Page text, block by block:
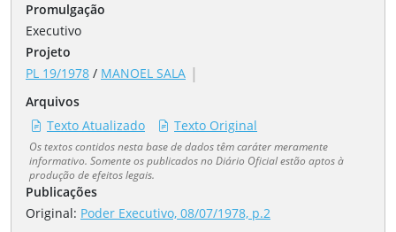
Promulgação
Executivo
Projeto
PL 19/1978 / MANOEL SALA |
Arquivos
Texto Atualizado
Texto Original
Os textos contidos nesta base de dados têm caráter meramente
informativo. Somente os publicados no Diário Oficial estão aptos à
produção de efeitos legais.
Publicações
Original: Poder Executivo, 08/07/1978, p.2